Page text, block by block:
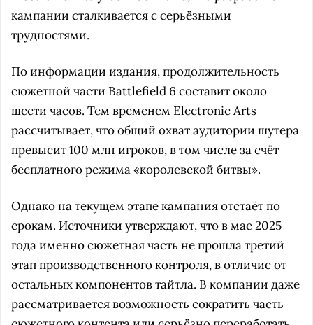
кампании сталкивается с серьёзными
трудностями.
По информации издания, продолжительность
сюжетной части Battlefield 6 составит около
шести часов. Тем временем Electronic Arts
рассчитывает, что общий охват аудитории шутера
превысит 100 млн игроков, в том числе за счёт
бесплатного режима «королевской битвы».
Однако на текущем этапе кампания отстаёт по
срокам. Источники утверждают, что в мае 2025
года именно сюжетная часть не прошла третий
этап производственного контроля, в отличие от
остальных компонентов тайтла. В компании даже
рассматривается возможность сократить часть